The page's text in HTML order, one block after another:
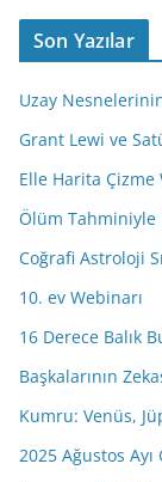
a
r
e
n
i
Son Yazılar
Uzay
Grant Lewi ve
Elle Harita Çizme
Ölüm Tahminiyle
Coğrafi Astroloji
10. ev Webinarı
16 Derece Balık
Başkalarının
Kumru: Venüs,
2025 Ağustos